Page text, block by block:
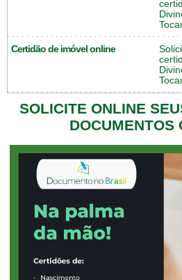
Certidão de imóvel online
SOLICITE ONLINE
DOCUMENTOS